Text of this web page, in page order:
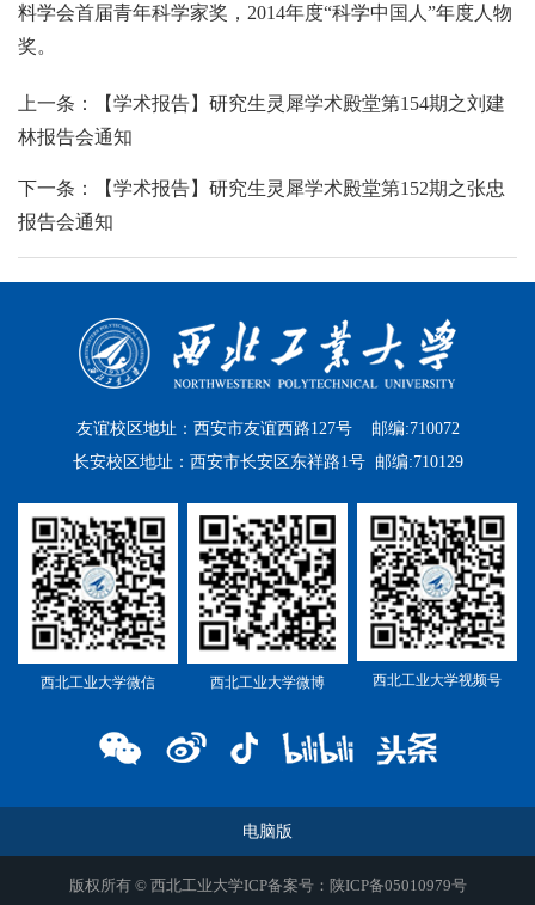
料学会首届青年科学家奖，2014年度“科学中国人”年度人物
奖。
上一条：【学术报告】研究生灵犀学术殿堂第154期之刘建
林报告会通知
下一条：【学术报告】研究生灵犀学术殿堂第152期之张忠
报告会通知
友谊校区地址：西安市友谊西路127号 邮编:710072
长安校区地址：西安市长安区东祥路1号 邮编:710129
西北工业大学微信 西北工业大学微博 西北工业大学视频号
电脑版
版权所有 © 西北工业大学ICP备案号：陕ICP备05010979号